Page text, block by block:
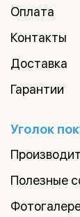
Оплата
Контакты
Доставка
Гарантии
Уголок
Полезные